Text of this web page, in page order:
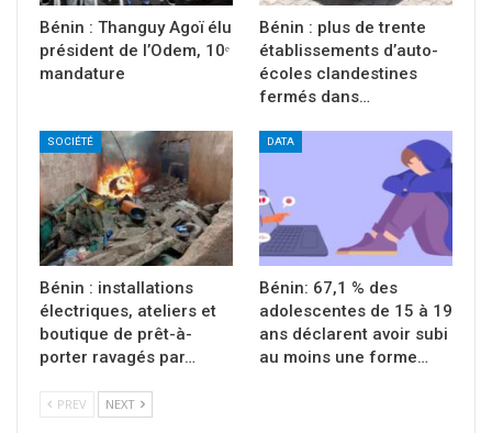
Bénin : Thanguy Agoï élu
président de l’Odem, 10ᵉ
mandature
Bénin : plus de trente
établissements d’auto-
écoles clandestines
fermés dans…
SOCIÉTÉ
Bénin : installations
électriques, ateliers et
boutique de prêt-à-
porter ravagés par…
DATA
Bénin: 67,1 % des
adolescentes de 15 à 19
ans déclarent avoir subi
au moins une forme…
PREV NEXT